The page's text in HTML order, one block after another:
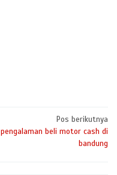
Pos berikutnya
pengalaman beli motor cash di
bandung